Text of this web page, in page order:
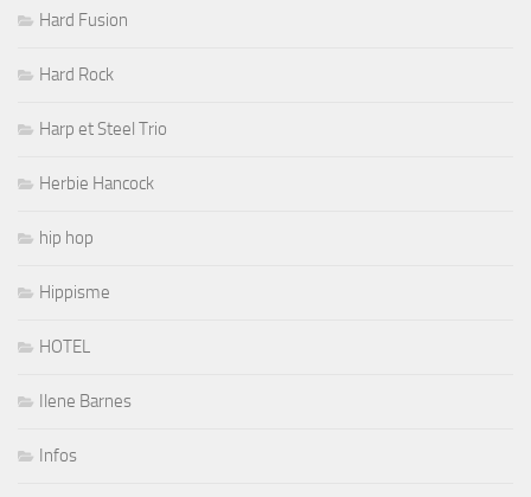
Hard Fusion
Hard Rock
Harp et Steel Trio
Herbie Hancock
hip hop
Hippisme
HOTEL
Ilene Barnes
Infos